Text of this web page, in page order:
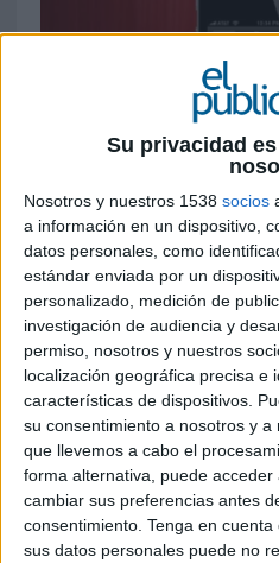
Su privacidad
Nosotros y nuestros 1538 socios
a información en un dispositivo,
datos personales, como
estándar enviada por un
personalizado, medición de
investigación de audiencia y
permiso, nosotros y nuestros
localización geográfica precisa e
características de dispositivos.
su consentimiento a nosotros y
que llevemos a cabo el
forma alternativa, puede
cambiar sus preferencias antes
consentimiento. Tenga en
sus datos personales puede no
12 DE MAYO DE 2011
La frma cervecera
aplicación para móviles
Madrid
El próximo fin de semana la firma Mahou
iniciativa en torno a su aplicación para
cervecera esconderá regalos a lo largo y
la agencia Mobile Dreams Factory, la